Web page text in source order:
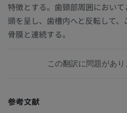
特徴とする。歯頸部周囲におい
頭を呈し、歯槽内へと反転して
骨膜と連続する。
この翻訳に問題があり
参考文献